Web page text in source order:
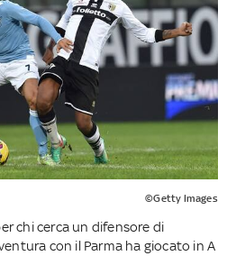
©Getty Images
chi cerca un difensore di
con il Parma ha giocato in A